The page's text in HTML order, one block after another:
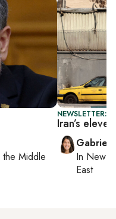
the Middle
NEWSLETTER:
Iran’s
In New
East